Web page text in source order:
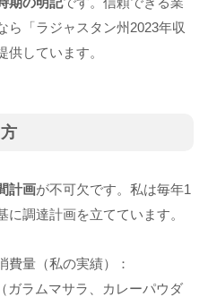
ら「ラジャスタン州2023年収
しています。
計画が不可欠です。私は毎年1
調達計画を立てています。
費量（私の実績）：
ガラムマサラ、カレーパウダ